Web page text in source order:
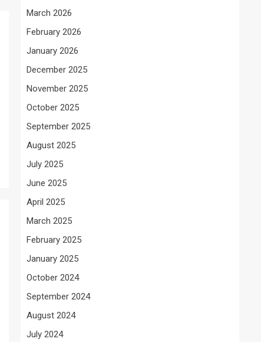
March 2026
February 2026
January 2026
December 2025
November 2025
October 2025
September 2025
August 2025
July 2025
June 2025
April 2025
March 2025
February 2025
January 2025
October 2024
September 2024
August 2024
July 2024